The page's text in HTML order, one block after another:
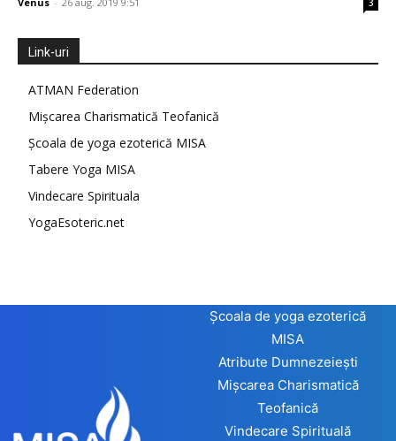
3
Link-uri
ATMAN Federation
Mișcarea Charismatică Teofanică
Școala de yoga ezoterică MISA
Tabere Yoga MISA
Vindecare Spirituala
YogaEsoteric.net
Școala de yoga ezoterică
MISA
Atribute Dumnezeiești
Mișcarea Charismatică
Teofanică
Vindecare Spirituală